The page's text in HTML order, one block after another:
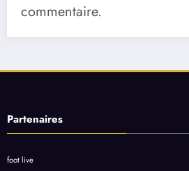
commentaire.
Partenaires
foot live